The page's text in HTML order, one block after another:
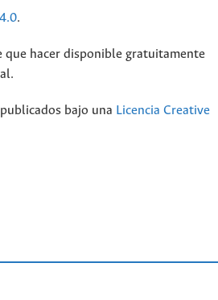
.
que hacer disponible gratuitamente
bajo una Licencia Creative